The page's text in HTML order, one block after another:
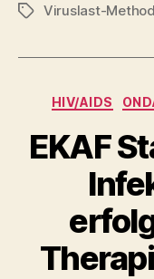
Schlagwörter
Viruslast-
HIV/AIDS
EKAF